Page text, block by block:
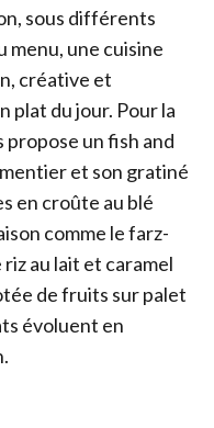
sous différents
menu, une cuisine
créative et
plat du jour. Pour la
propose un fish and
et son gratiné
en croûte au blé
comme le farz-
au lait et caramel
de fruits sur palet
évoluent en